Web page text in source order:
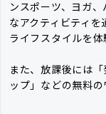
ンスポーツ、ヨガ
なアクティビティ
ライフスタイルを体
また、放課後には
ップ」などの無料の